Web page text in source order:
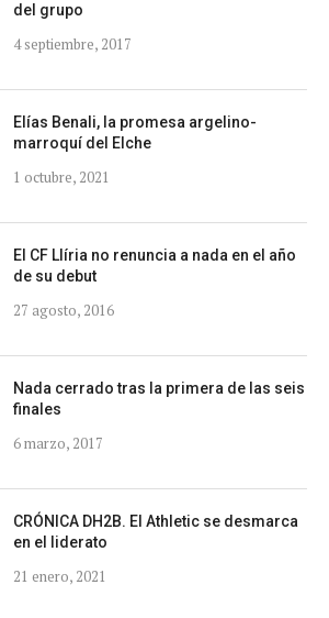
del grupo
4 septiembre, 2017
Elías Benali, la promesa argelino-
marroquí del Elche
1 octubre, 2021
El CF Llíria no renuncia a nada en el año
de su debut
27 agosto, 2016
Nada cerrado tras la primera de las seis
finales
6 marzo, 2017
CRÓNICA DH2B. El Athletic se desmarca
en el liderato
21 enero, 2021